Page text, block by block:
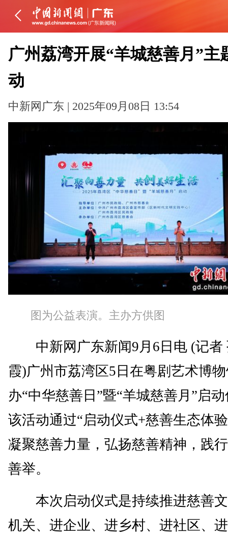
广州荔湾开展“羊城慈善月”主
动
中新网广东 | 2025年09月08日 13:54
图为公益表演。主办方供图
中新网广东新闻9月6日电 (记者
霞)广州市荔湾区5日在粤剧艺术博
办“中华慈善日”暨“羊城慈善月”启
该活动通过“启动仪式+慈善生态体
凝聚慈善力量，弘扬慈善精神，践
善举。
本次启动仪式是持续推进慈善文
机关、进企业、进乡村、进社区、